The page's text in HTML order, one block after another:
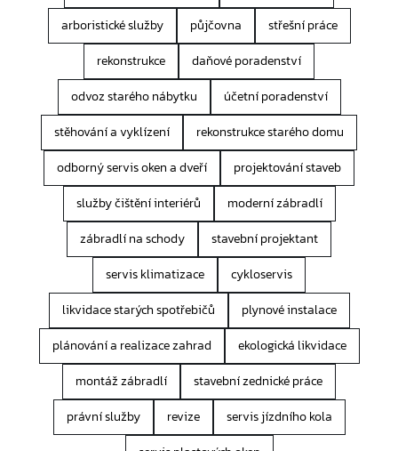
arboristické služby
půjčovna
střešní práce
rekonstrukce
daňové poradenství
odvoz starého nábytku
účetní poradenství
stěhování a vyklízení
rekonstrukce starého domu
odborný servis oken a dveří
projektování staveb
služby čištění interiérů
moderní zábradlí
zábradlí na schody
stavební projektant
servis klimatizace
cykloservis
likvidace starých spotřebičů
plynové instalace
plánování a realizace zahrad
ekologická likvidace
montáž zábradlí
stavební zednické práce
právní služby
revize
servis jízdního kola